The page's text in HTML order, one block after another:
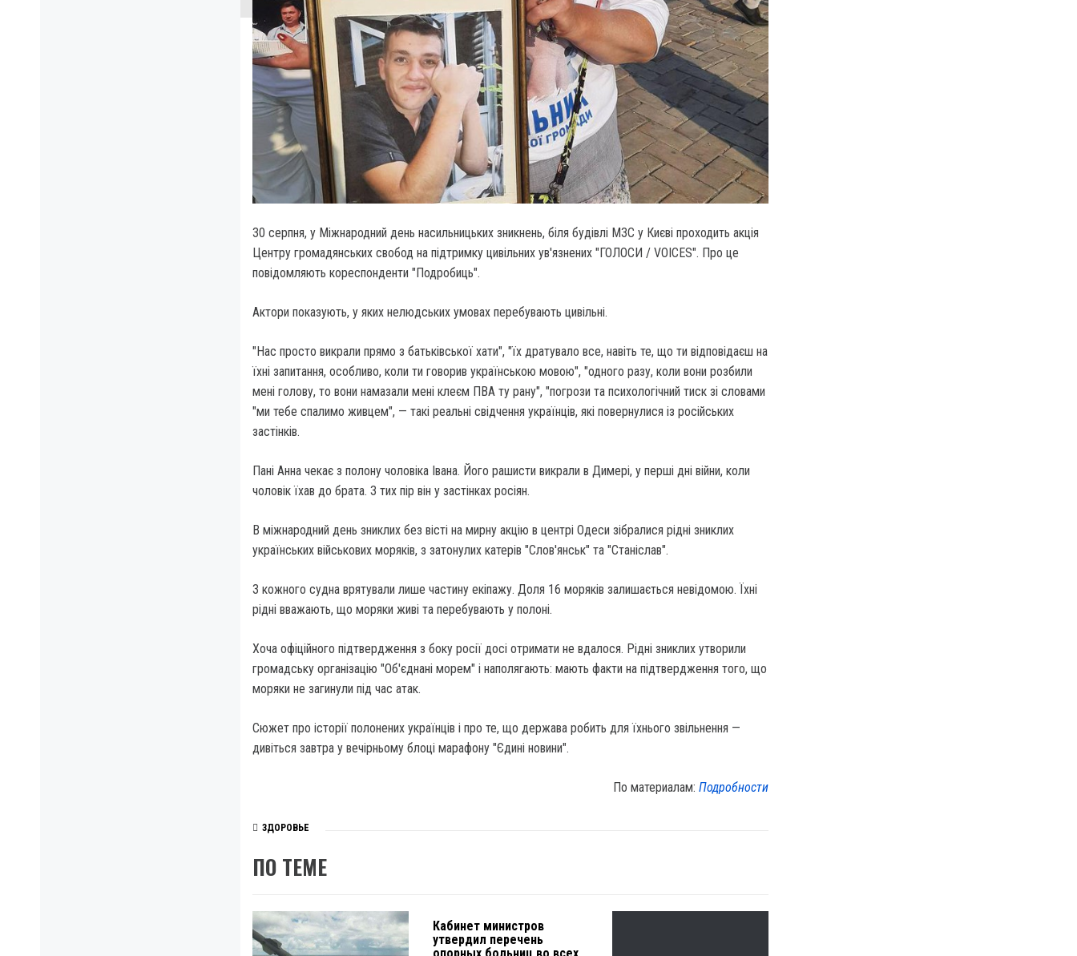
30 серпня, у Міжнародний день насильницьких зникнень, біля будівлі МЗС у Києві проходить акція
Центру громадянських свобод на підтримку цивільних ув'язнених "ГОЛОСИ / VOICES". Про це
повідомляють кореспонденти "Подробиць".
Актори показують, у яких нелюдських умовах перебувають цивільні.
"Нас просто викрали прямо з батьківської хати", "їх дратувало все, навіть те, що ти відповідаєш на
їхні запитання, особливо, коли ти говорив українською мовою", "одного разу, коли вони розбили
мені голову, то вони намазали мені клеєм ПВА ту рану", "погрози та психологічний тиск зі словами
"ми тебе спалимо живцем", — такі реальні свідчення українців, які повернулися із російських
застінків.
Пані Анна чекає з полону чоловіка Івана. Його рашисти викрали в Димері, у перші дні війни, коли
чоловік їхав до брата. З тих пір він у застінках росіян.
В міжнародний день зниклих без вісті на мирну акцію в центрі Одеси зібралися рідні зниклих
українських військових моряків, з затонулих катерів "Слов'янськ" та "Станіслав".
З кожного судна врятували лише частину екіпажу. Доля 16 моряків залишається невідомою. Їхні
рідні вважають, що моряки живі та перебувають у полоні.
Хоча офіційного підтвердження з боку росії досі отримати не вдалося. Рідні зниклих утворили
громадську організацію "Об'єднані морем" і наполягають: мають факти на підтвердження того, що
моряки не загинули під час атак.
Сюжет про історії полонених українців і про те, що держава робить для їхнього звільнення —
дивіться завтра у вечірньому блоці марафону "Єдині новини".
По материалам:Подробности
ЗДОРОВЬЕ
ПО ТЕМЕ
Кабинет министров
утвердил перечень